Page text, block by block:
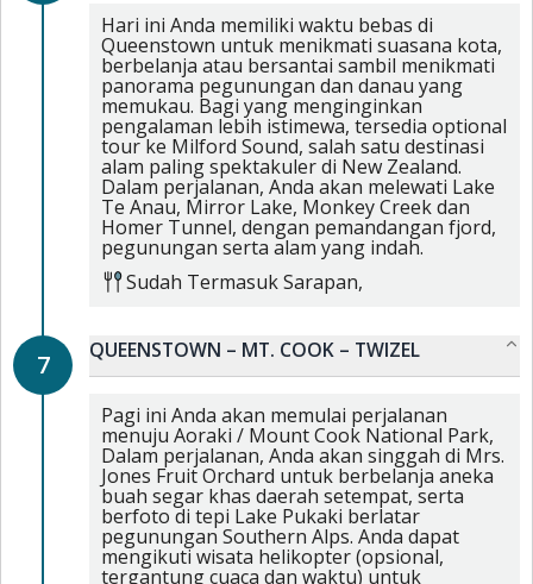
Hari ini Anda memiliki waktu bebas di
Queenstown untuk menikmati suasana kota,
berbelanja atau bersantai sambil menikmati
panorama pegunungan dan danau yang
memukau. Bagi yang menginginkan
pengalaman lebih istimewa, tersedia optional
tour ke Milford Sound, salah satu destinasi
alam paling spektakuler di New Zealand.
Dalam perjalanan, Anda akan melewati Lake
Te Anau, Mirror Lake, Monkey Creek dan
Homer Tunnel, dengan pemandangan fjord,
pegunungan serta alam yang indah.
Sudah TermasukSarapan,
7 QUEENSTOWN – MT. COOK – TWIZEL
Pagi ini Anda akan memulai perjalanan
menuju Aoraki / Mount Cook National Park,
Dalam perjalanan, Anda akan singgah di Mrs.
Jones Fruit Orchard untuk berbelanja aneka
buah segar khas daerah setempat, serta
berfoto di tepi Lake Pukaki berlatar
pegunungan Southern Alps. Anda dapat
mengikuti wisata helikopter (opsional,
tergantung cuaca dan waktu) untuk